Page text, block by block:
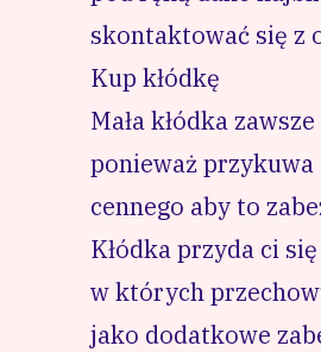
skontaktować się z
Kup kłódkę
Mała kłódka
ponieważ przykuwa
cennego aby to
Kłódka przyda ci
w których
jako dodatkowe